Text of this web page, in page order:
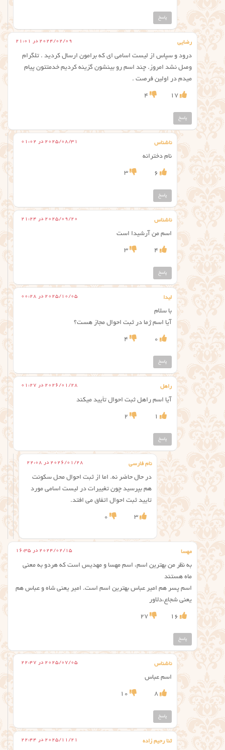
پاسخ
رضایی 2024/02/09 در 21:01
درود و سپاس از لیست اسامی ای که برامون ارسال کردید . تلگرام
وصل نشد امروز. چند اسم رو بینشون گزینه کردیم خدمتتون پیام
میدم در اولین فرصت .
17
4
پاسخ
ناشناس 2025/08/31 در 01:02
نام دخترانه
6
3
پاسخ
ناشناس 2025/09/20 در 21:24
اسم من آرشیدا است
4
3
پاسخ
لیدا 2025/10/05 در 00:28
با سلام
آیا اسم ژما در ثبت احوال مجاز هست؟
0
4
پاسخ
راهل 2026/01/28 در 01:27
آیا اسم راهل ثبت احوال تأیید میکند
1
2
پاسخ
نام فارسی 2026/01/28 در 22:08
در حال حاضر نه. اما از ثبت احوال محل سکونت
هم بپرسید چون تغییرات در لیست اسامی مورد
تایید ثبت احوال اتفاق می افتد.
3
0
مهسا 2024/02/15 در 16:35
به نظر من بهترین اسم، اسم مهسا و مهدیس است که هردو به معنی
ماه هستند
اسم پسر هم امیر عباس بهترین اسم است. امیر یعنی شاه و عباس هم
یعنی شجاع،دلاور
16
27
پاسخ
ناشناس 2025/07/05 در 22:47
اسم عباس
8
10
پاسخ
ثنا رحیم زاده 2025/11/21 در 22:44